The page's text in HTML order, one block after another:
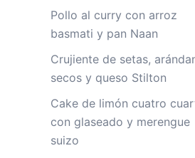
Pollo al curry con arroz
basmati y pan Naan
Crujiente de setas,
secos y queso Stilton
Cake de limón cuatro
con glaseado y merengue
suizo